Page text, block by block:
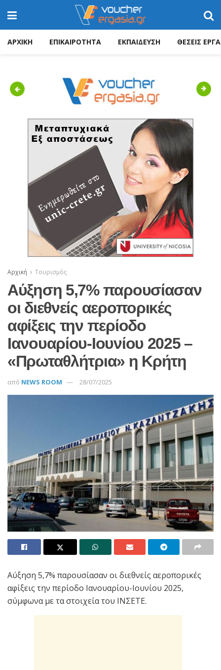
ΑΡΧΙΚΗ ΕΠΙΚΑΙΡΟΤΗΤΑ ΕΚΠΑΙΔΕΥΣΗ ΘΕΣΕΙΣ
Previous Next
Αρχική Τουρισμός
Αύξηση 5,7% παρουσίασαν
οι διεθνείς αεροπορικές
αφίξεις την περίοδο
Ιανουαρίου-Ιουνίου 2025 –
«Πρωταθλήτρια» η Κρήτη
από NEWS ROOM 28/07/2025
Αύξηση 5,7% παρουσίασαν οι διεθνείς αεροπορικές
αφίξεις την περίοδο Ιανουαρίου-Ιουνίου 2025,
σύμφωνα με τα στοιχεία του ΙΝΣΕΤΕ.